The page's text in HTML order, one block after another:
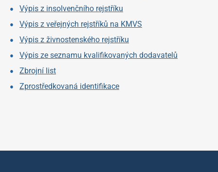
Výpis z insolvenčního rejstříku
Výpis z veřejných rejstříků na KMVS
Výpis z živnostenského rejstříku
Výpis ze seznamu kvalifikovaných dodavatelů
Zbrojní list
Zprostředkovaná identifikace